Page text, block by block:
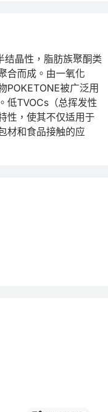
结晶性，脂肪族聚酮类
合而成。由一氧化
POKETONE被广泛用
低TVOCs（总挥发性
性，使其不仅适用于
材和食品接触的应